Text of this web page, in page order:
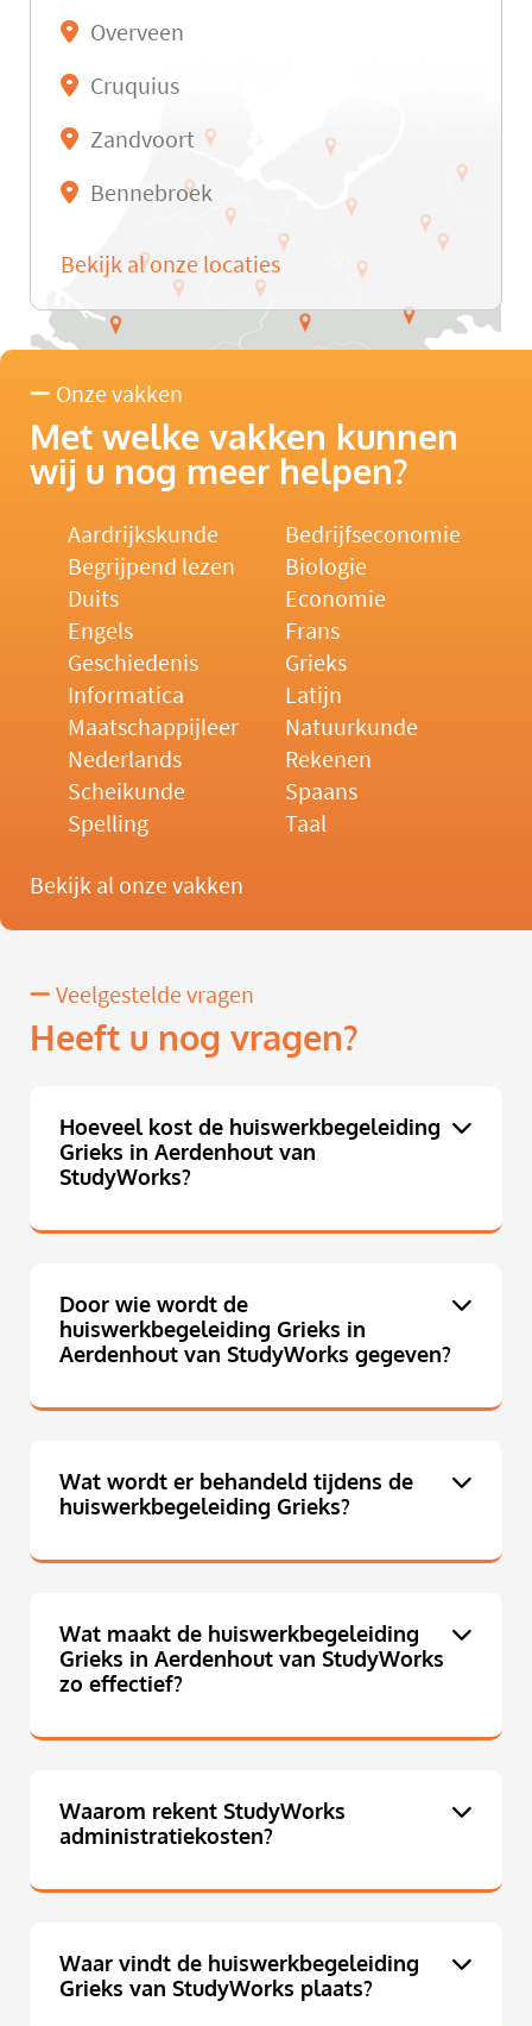
Overveen
Cruquius
Zandvoort
Bennebroek
Bekijk al onze locaties
Onze vakken
Met welke vakken kunnen
wij u nog meer helpen?
Aardrijkskunde
Bedrijfseconomie
Begrijpend lezen
Biologie
Duits
Economie
Engels
Frans
Geschiedenis
Grieks
Informatica
Latijn
Maatschappijleer
Natuurkunde
Nederlands
Rekenen
Scheikunde
Spaans
Spelling
Taal
Bekijk al onze vakken
Veelgestelde vragen
Heeft u nog vragen?
Hoeveel kost de huiswerkbegeleiding
Grieks in Aerdenhout van
StudyWorks?
Door wie wordt de
huiswerkbegeleiding Grieks in
Aerdenhout van StudyWorks gegeven?
Wat wordt er behandeld tijdens de
huiswerkbegeleiding Grieks?
Wat maakt de huiswerkbegeleiding
Grieks in Aerdenhout van StudyWorks
zo effectief?
Waarom rekent StudyWorks
administratiekosten?
Waar vindt de huiswerkbegeleiding
Grieks van StudyWorks plaats?